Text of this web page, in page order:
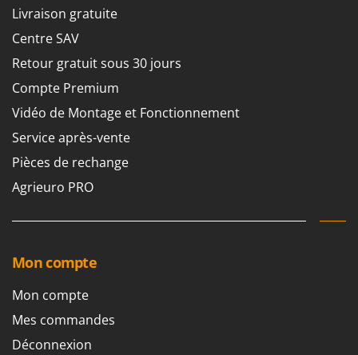
Machines sous vide
Motoculteurs
Motofaucheuses
Motopompes pour irrigation
Moulins à céréales électriques
Moulins à farine
Nettoyeurs et Balais à vapeur
Nettoyeurs tapis, moquettes et tapisseries
P
Peignes vibreurs et Secoueurs à olives
Pelles rétros pour tracteur
Famur
FARMER
FBC
Ferrari Group
Ferroni
FIAC
FINI
Fiskars
Flymo
Fontana Forni
Forest Master
Livraison gratuite
Centre SAV
Retour gratuit sous 30 jours
Compte Premium
Vidéo de Montage et Fonctionnement
Service après-vente
Pièces de rechange
Agrieuro PRO
Mon compte
Mon compte
Mes commandes
Déconnexion